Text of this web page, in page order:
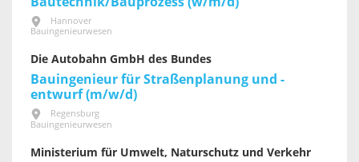
Hannover
Bauingenieurwesen
Die Autobahn GmbH des Bundes
Bauingenieur für Straßenplanung und -
entwurf (m/w/d)
Regensburg
Bauingenieurwesen
Ministerium für Umwelt, Naturschutz und Verkehr